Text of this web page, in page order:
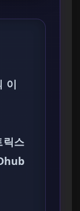
이
릭스